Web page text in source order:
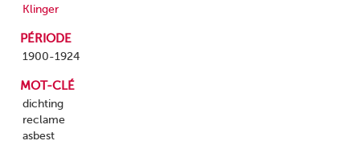
Klinger
PÉRIODE
1900-1924
MOT-CLÉ
dichting
reclame
asbest